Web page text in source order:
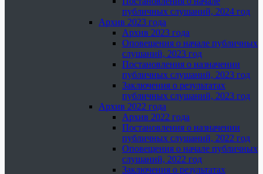
публичных слушаний, 2024 год
Архив 2023 года
Архив 2023 года
Оповещения о начале публичных
слушаний, 2023 год
Постановления о назначении
публичных слушаний, 2023 год
Заключения о результатах
публичных слушаний, 2023 год
Архив 2022 года
Архив 2022 года
Постановления о назначении
публичных слушаний, 2022 год
Оповещения о начале публичных
слушаний, 2022 год
Заключения о результатах